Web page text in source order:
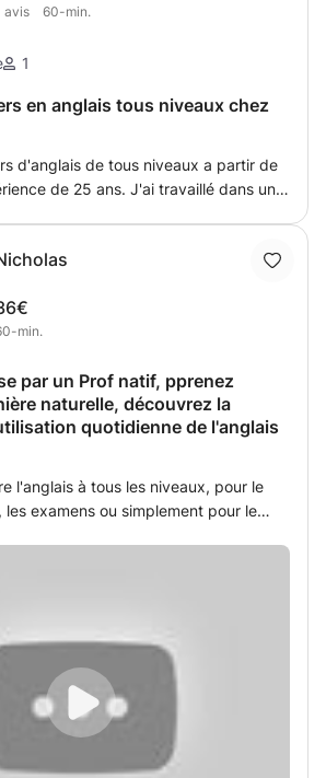
pour se faire plaisir sur les pistes de
mais allez sur la piste
avis 60-min.
1
en anglais tous niveaux chez
d'anglais de tous niveaux a partir de
Cambridge.
min.
par un Prof natif, pprenez
naturelle, découvrez la
quotidienne de l'anglais
l'anglais à tous les niveaux, pour le
examens ou simplement pour le